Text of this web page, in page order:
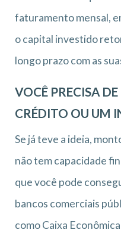
faturamento mensal,
o capital investido
longo prazo com as
VOCÊ PRECISA
CRÉDITO OU UM
Se já teve a ideia,
não tem capacidade
que você pode
bancos comerciais
como Caixa